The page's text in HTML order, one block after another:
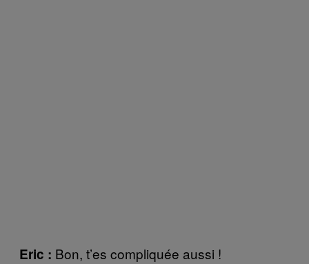
Eric : Bon, t’es compliquée aussi !